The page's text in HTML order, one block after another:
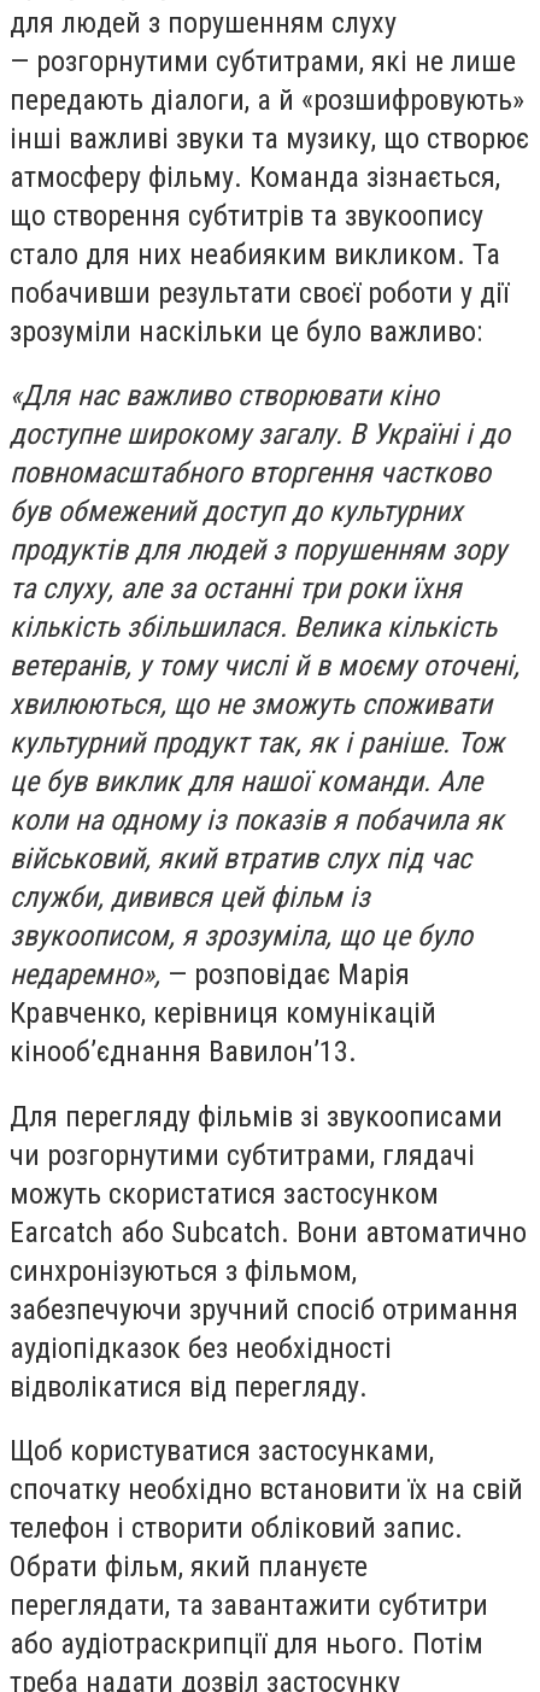
для людей з порушенням слуху
— розгорнутими субтитрами, які не лише
передають діалоги, а й «розшифровують»
інші важливі звуки та музику, що створює
атмосферу фільму. Команда зізнається,
що створення субтитрів та звукоопису
стало для них неабияким викликом. Та
побачивши результати своєї роботи у дії
зрозуміли наскільки це було важливо:
«Для нас важливо створювати кіно
доступне широкому загалу. В Україні і до
повномасштабного вторгення частково
був обмежений доступ до культурних
продуктів для людей з порушенням зору
та слуху, але за останні три роки їхня
кількість збільшилася. Велика кількість
ветеранів, у тому числі й в моєму оточені,
хвилюються, що не зможуть споживати
культурний продукт так, як і раніше. Тож
це був виклик для нашої команди. Але
коли на одному із показів я побачила як
військовий, який втратив слух під час
служби, дивився цей фільм із
звукоописом, я зрозуміла, що це було
недаремно», — розповідає Марія
Кравченко, керівниця комунікацій
кінообʼєднання Вавилонʼ13.
Для перегляду фільмів зі звукоописами
чи розгорнутими субтитрами, глядачі
можуть скористатися застосунком
Earcatch або Subcatch. Вони автоматично
синхронізуються з фільмом,
забезпечуючи зручний спосіб отримання
аудіопідказок без необхідності
відволікатися від перегляду.
Щоб користуватися застосунками,
спочатку необхідно встановити їх на свій
телефон і створити обліковий запис.
Обрати фільм, який плануєте
переглядати, та завантажити субтитри
або аудіотраскрипції для нього. Потім
треба надати дозвіл застосунку